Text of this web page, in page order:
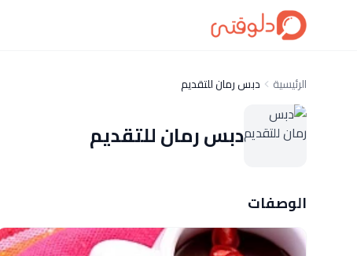
الرئيسية دبس رمان للتقديم
دبس رمان للتقديم
الوصفات